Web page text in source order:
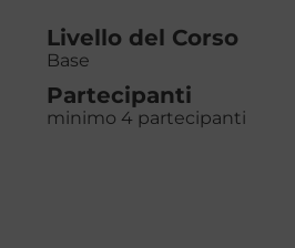
Livello del Corso
Base
Partecipanti
minimo 4 partecipanti